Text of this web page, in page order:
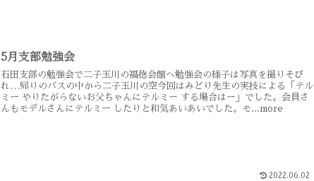
5月支部勉強会
石田支部の勉強会で二子玉川の福徳会館へ勉強会の様子は写真を撮りそび
れ…帰りのバスの中から二子玉川の空今回はみどり先生の実技による「テル
ミー やりたがらないお父ちゃんにテルミー する場合はー」でした。会員さ
んもモデルさんにテルミー したりと和気あいあいでした。モ...more
2022.06.02